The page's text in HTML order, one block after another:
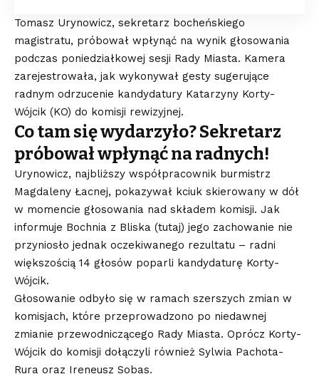
Tomasz Urynowicz, sekretarz bocheńskiego
magistratu, próbował wpłynąć na wynik głosowania
podczas poniedziałkowej sesji Rady Miasta. Kamera
zarejestrowała, jak wykonywał gesty sugerujące
radnym odrzucenie kandydatury Katarzyny Korty-
Wójcik (KO) do komisji rewizyjnej.
Co tam się wydarzyło? Sekretarz
próbował wpłynąć na radnych!
Urynowicz, najbliższy współpracownik burmistrz
Magdaleny Łacnej, pokazywał kciuk skierowany w dół
w momencie głosowania nad składem komisji. Jak
informuje Bochnia z Bliska (tutaj) jego zachowanie nie
przyniosło jednak oczekiwanego rezultatu – radni
większością 14 głosów poparli kandydaturę Korty-
Wójcik.
Głosowanie odbyło się w ramach szerszych zmian w
komisjach, które przeprowadzono po niedawnej
zmianie przewodniczącego Rady Miasta. Oprócz Korty-
Wójcik do komisji dołączyli również Sylwia Pachota-
Rura oraz Ireneusz Sobas.